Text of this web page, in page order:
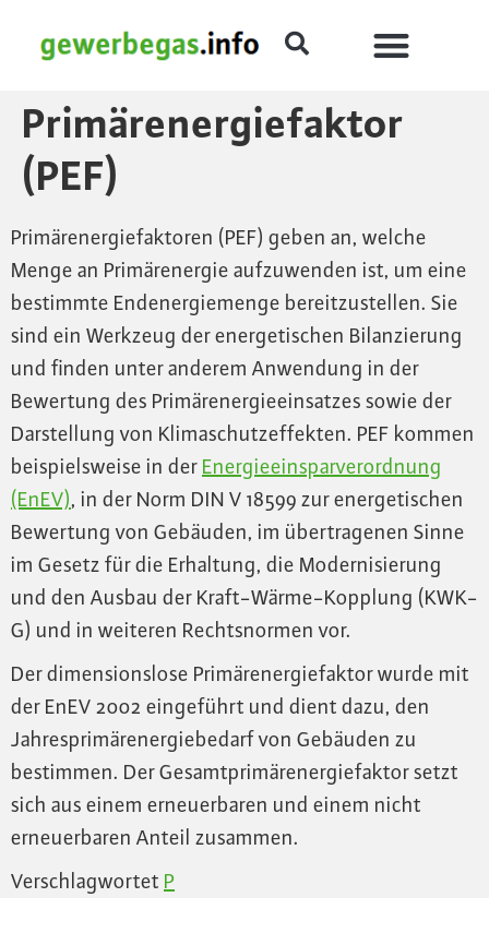
Primärenergiefaktor
(PEF)
Primärenergiefaktoren (PEF) geben an, welche
Menge an Primärenergie aufzuwenden ist, um eine
bestimmte Endenergiemenge bereitzustellen. Sie
sind ein Werkzeug der energetischen Bilanzierung
und finden unter anderem Anwendung in der
Bewertung des Primärenergieeinsatzes sowie der
Darstellung von Klimaschutzeffekten. PEF kommen
beispielsweise in der Energieeinsparverordnung
(EnEV), in der Norm DIN V 18599 zur energetischen
Bewertung von Gebäuden, im übertragenen Sinne
im Gesetz für die Erhaltung, die Modernisierung
und den Ausbau der Kraft-Wärme-Kopplung (KWK-
G) und in weiteren Rechtsnormen vor.
Der dimensionslose Primärenergiefaktor wurde mit
der EnEV 2002 eingeführt und dient dazu, den
Jahresprimärenergiebedarf von Gebäuden zu
bestimmen. Der Gesamtprimärenergiefaktor setzt
sich aus einem erneuerbaren und einem nicht
erneuerbaren Anteil zusammen.
Verschlagwortet P